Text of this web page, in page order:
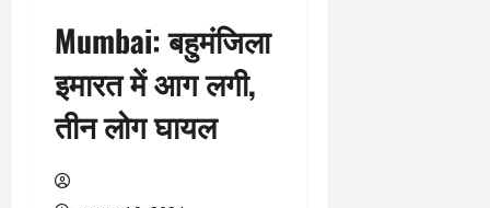
Mumbai: बहुमंजिला
इमारत में आग लगी,
तीन लोग घायल